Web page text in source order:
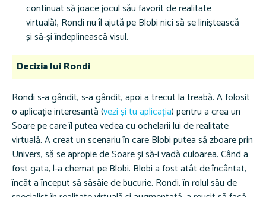
continuat să joace jocul său favorit de realitate
virtuală), Rondi nu îl ajută pe Blobi nici să se liniștească
și să-și îndeplinească visul.
Decizia lui Rondi
Rondi s-a gândit, s-a gândit, apoi a trecut la treabă. A folosit
o aplicație interesantă (vezi și tu aplicația) pentru a crea un
Soare pe care îl putea vedea cu ochelarii lui de realitate
virtuală. A creat un scenariu în care Blobi putea să zboare prin
Univers, să se apropie de Soare și să-i vadă culoarea. Când a
fost gata, l-a chemat pe Blobi. Blobi a fost atât de încântat,
încât a început să sâsâie de bucurie. Rondi, în rolul său de